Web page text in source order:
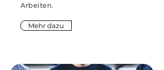
Arbeiten.
Mehr dazu